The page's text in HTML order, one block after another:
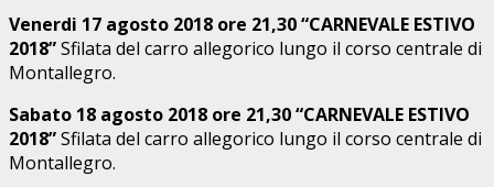
Venerdi 17 agosto 2018 ore 21,30 “CARNEVALE ESTIVO
2018”Sfilata del carro allegorico lungo il corso centrale di
Montallegro.
Sabato 18 agosto 2018 ore 21,30 “CARNEVALE ESTIVO
2018”Sfilata del carro allegorico lungo il corso centrale di
Montallegro.